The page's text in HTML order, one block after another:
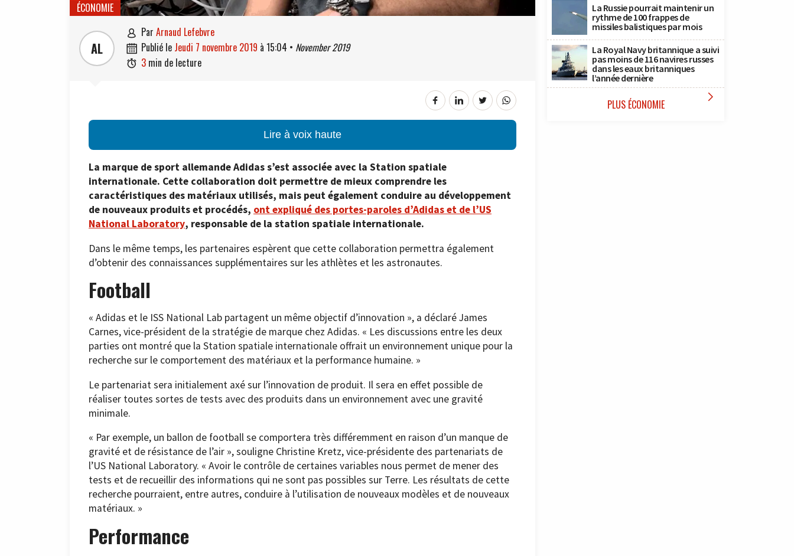
ÉCONOMIE
AL
 par Arnaud Lefebvre
 publié le jeudi 7 novembre 2019 à 15:04 • November 2019
 3 min de lecture
Lire à voix haute
La marque de sport allemande Adidas s’est associée avec la Station spatiale
internationale. Cette collaboration doit permettre de mieux comprendre les
caractéristiques des matériaux utilisés, mais peut également conduire au développement
de nouveaux produits et procédés, ont expliqué des portes-paroles d’Adidas et de l’US
National Laboratory, responsable de la station spatiale internationale.
Dans le même temps, les partenaires espèrent que cette collaboration permettra également
d’obtenir des connaissances supplémentaires sur les athlètes et les astronautes.
Football
« Adidas et le ISS National Lab partagent un même objectif d’innovation », a déclaré James
Carnes, vice-président de la stratégie de marque chez Adidas. « Les discussions entre les deux
parties ont montré que la Station spatiale internationale offrait un environnement unique pour la
recherche sur le comportement des matériaux et la performance humaine. »
Le partenariat sera initialement axé sur l’innovation de produit. Il sera en effet possible de
réaliser toutes sortes de tests avec des produits dans un environnement avec une gravité
minimale.
« Par exemple, un ballon de football se comportera très différemment en raison d’un manque de
gravité et de résistance de l’air », souligne Christine Kretz, vice-présidente des partenariats de
l’US National Laboratory. « Avoir le contrôle de certaines variables nous permet de mener des
tests et de recueillir des informations qui ne sont pas possibles sur Terre. Les résultats de cette
recherche pourraient, entre autres, conduire à l’utilisation de nouveaux modèles et de nouveaux
matériaux. »
Performance
La Russie pourrait maintenir un
rythme de 100 frappes de
missiles balistiques par mois
La Royal Navy britannique a suivi
pas moins de 116 navires russes
dans les eaux britanniques
l’année dernière
PLUS ÉCONOMIE 